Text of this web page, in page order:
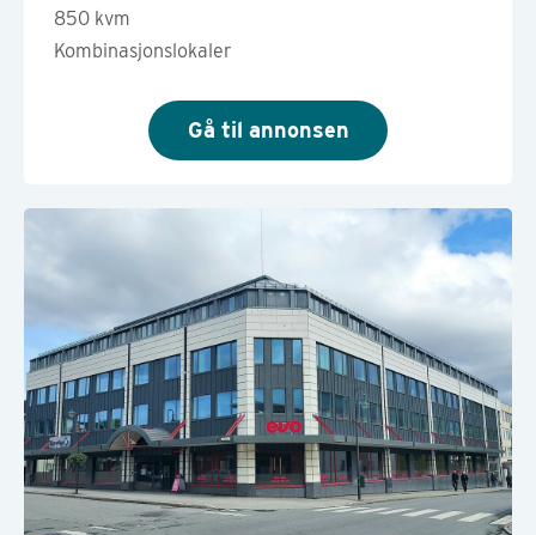
850 kvm
Kombinasjonslokaler
Gå til annonsen